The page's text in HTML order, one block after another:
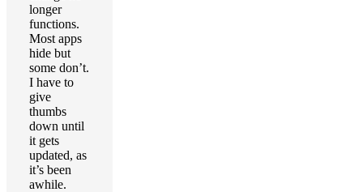
longer
functions.
Most apps
hide but
some don’t.
I have to
give
thumbs
down until
it gets
updated, as
it’s been
awhile.